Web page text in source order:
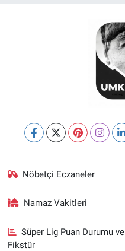
Nöbetçi Eczaneler
Namaz Vakitleri
Süper Lig Puan Durumu ve
Fikstür